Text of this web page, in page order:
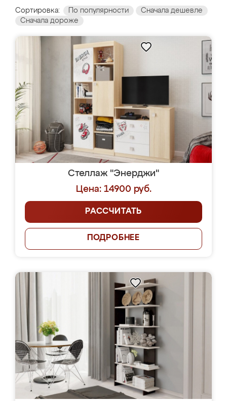
Сортировка: По популярности
Сначала дешевле
Сначала дороже
Стеллаж "Энерджи"
Цена: 14900 руб.
РАССЧИТАТЬ
ПОДРОБНЕЕ